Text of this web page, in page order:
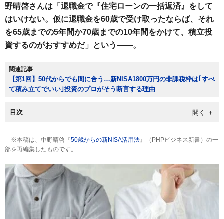
野晴啓さんは「退職金で『住宅ローンの一括返済』をして
はいけない。仮に退職金を60歳で受け取ったならば、それ
を65歳までの5年間か70歳までの10年間をかけて、積立投
資するのがおすすめだ」という――。
関連記事
【第1回】50代からでも間に合う…新NISA1800万円の非課税枠は｢すべ
て積み立てでいい｣投資のプロがそう断言する理由
目次
※本稿は、中野晴啓『50歳からの新NISA活用法 』（PHPビジネス新書）の一
部を再編集したものです。